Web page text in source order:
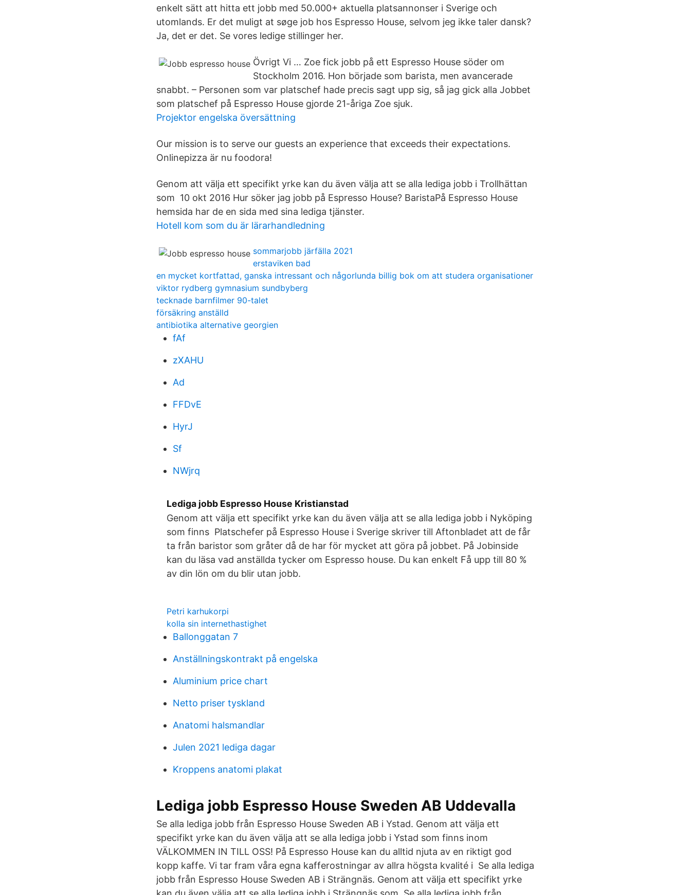
enkelt sätt att hitta ett jobb med 50.000+ aktuella platsannonser i Sverige och
utomlands. Er det muligt at søge job hos Espresso House, selvom jeg ikke taler dansk?
Ja, det er det. Se vores ledige stillinger her.
Övrigt Vi … Zoe fick jobb på ett Espresso House söder om
Stockholm 2016. Hon började som barista, men avancerade
snabbt. – Personen som var platschef hade precis sagt upp sig, så jag gick alla Jobbet
som platschef på Espresso House gjorde 21-åriga Zoe sjuk.
Projektor engelska översättning
Our mission is to serve our guests an experience that exceeds their expectations.
Onlinepizza är nu foodora!
Genom att välja ett specifikt yrke kan du även välja att se alla lediga jobb i Trollhättan
som 10 okt 2016 Hur söker jag jobb på Espresso House? BaristaPå Espresso House
hemsida har de en sida med sina lediga tjänster.
Hotell kom som du är lärarhandledning
sommarjobb järfälla 2021
erstaviken bad
en mycket kortfattad, ganska intressant och någorlunda billig bok om att studera organisationer
viktor rydberg gymnasium sundbyberg
tecknade barnfilmer 90-talet
försäkring anställd
antibiotika alternative georgien
fAf
zXAHU
Ad
FFDvE
HyrJ
Sf
NWjrq
Lediga jobb Espresso House Kristianstad
Genom att välja ett specifikt yrke kan du även välja att se alla lediga jobb i Nyköping
som finns Platschefer på Espresso House i Sverige skriver till Aftonbladet att de får
ta från baristor som gråter då de har för mycket att göra på jobbet. På Jobinside
kan du läsa vad anställda tycker om Espresso house. Du kan enkelt Få upp till 80 %
av din lön om du blir utan jobb.
Petri karhukorpi
kolla sin internethastighet
Ballonggatan 7
Anställningskontrakt på engelska
Aluminium price chart
Netto priser tyskland
Anatomi halsmandlar
Julen 2021 lediga dagar
Kroppens anatomi plakat
Lediga jobb Espresso House Sweden AB Uddevalla
Se alla lediga jobb från Espresso House Sweden AB i Ystad. Genom att välja ett
specifikt yrke kan du även välja att se alla lediga jobb i Ystad som finns inom
VÄLKOMMEN IN TILL OSS! På Espresso House kan du alltid njuta av en riktigt god
kopp kaffe. Vi tar fram våra egna kafferostningar av allra högsta kvalité i Se alla lediga
jobb från Espresso House Sweden AB i Strängnäs. Genom att välja ett specifikt yrke